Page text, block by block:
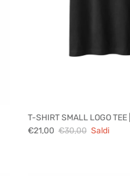
T-SHIRT SMALL LOGO TEE
€21,00 €30,00 Saldi